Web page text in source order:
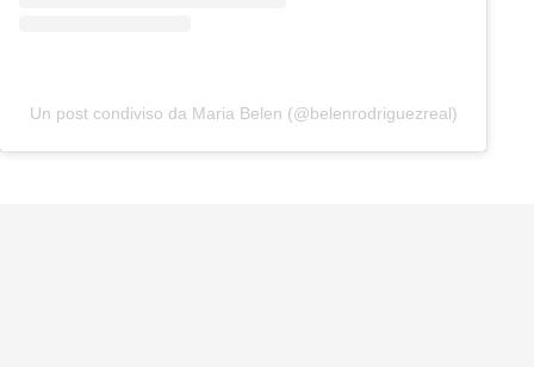
Un post condiviso da Maria Belen (@belenrodriguezreal)